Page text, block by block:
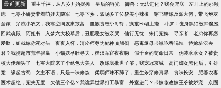
最近更新 重生千禧，从八岁开始摆摊 皇后的容光 御兽：无法进化？我会兜底
左耳上的那颗
痣
七零小娇妻带着萌娃去随军 七零下乡，农场多了位貌美小辣椒
穿书错嫁反派大佬，带飞炮灰
全家
穿成小农女，我靠空间发家致富 血族贵校小可怜，疯批F5吻上瘾
斗罗：变身黑猫被降魔捡
回武魂殿
阿姐书 入梦六大校草后，丑肥恶女被亲哭 仙行无忧 朱门宠婢 寻亲者
老弟你再恋
爱脑，姐就嫁你死对头
夜夜入怀，清冷师尊为她神魂颠倒 恶毒继母带崽吃香喝辣
替嫁糙汉夫
君？我携超市荒年躺赢
小猫妖孕肚寻夫，糙汉军官夜夜吻 假千金的苟命日常
伪装乖乖女？被贵
校大佬亲哭了
七零大院来了个绝色大美人 改嫁疯批世子爷，我宠冠京城
高门嫡女黑化后，引雄
竞
缘起古蜀 女主不语，只是一味修炼 柔弱师妹不舔了，重生杀穿修真界 食味长安
肥婆农妻
医术超绝，宠夫无度
欠债三个亿？我诡异世界打工暴富 外室进门？带嫁妆改嫁王爷被娇宠
京圈